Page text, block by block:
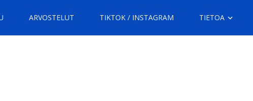
ARVOSTELUT TIKTOK / INSTAGRAM TIETOA